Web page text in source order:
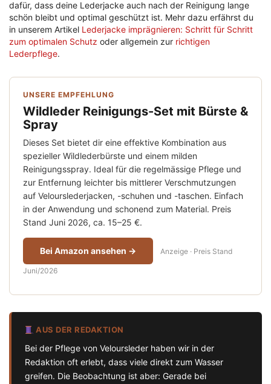
dafür, dass deine Lederjacke auch nach der Reinigung lange
schön bleibt und optimal geschützt ist. Mehr dazu erfährst du
in unserem Artikel Lederjacke imprägnieren: Schritt für Schritt
zum optimalen Schutz oder allgemein zur richtigen
Lederpflege.
UNSERE EMPFEHLUNG
Wildleder Reinigungs-Set mit Bürste &
Spray
Dieses Set bietet dir eine effektive Kombination aus
spezieller Wildlederbürste und einem milden
Reinigungsspray. Ideal für die regelmässige Pflege und
zur Entfernung leichter bis mittlerer Verschmutzungen
auf Velourslederjacken, -schuhen und -taschen. Einfach
in der Anwendung und schonend zum Material. Preis
Stand Juni 2026, ca. 15–25 €.
Bei Amazon ansehen → Anzeige · Preis Stand
Juni/2026
AUS DER REDAKTION
Bei der Pflege von Veloursleder haben wir in der
Redaktion oft erlebt, dass viele direkt zum Wasser
greifen. Die Beobachtung ist aber: Gerade bei